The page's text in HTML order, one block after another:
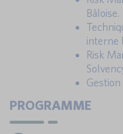
Bâloise.
interne
Risk
Gestion
PROGRAMME